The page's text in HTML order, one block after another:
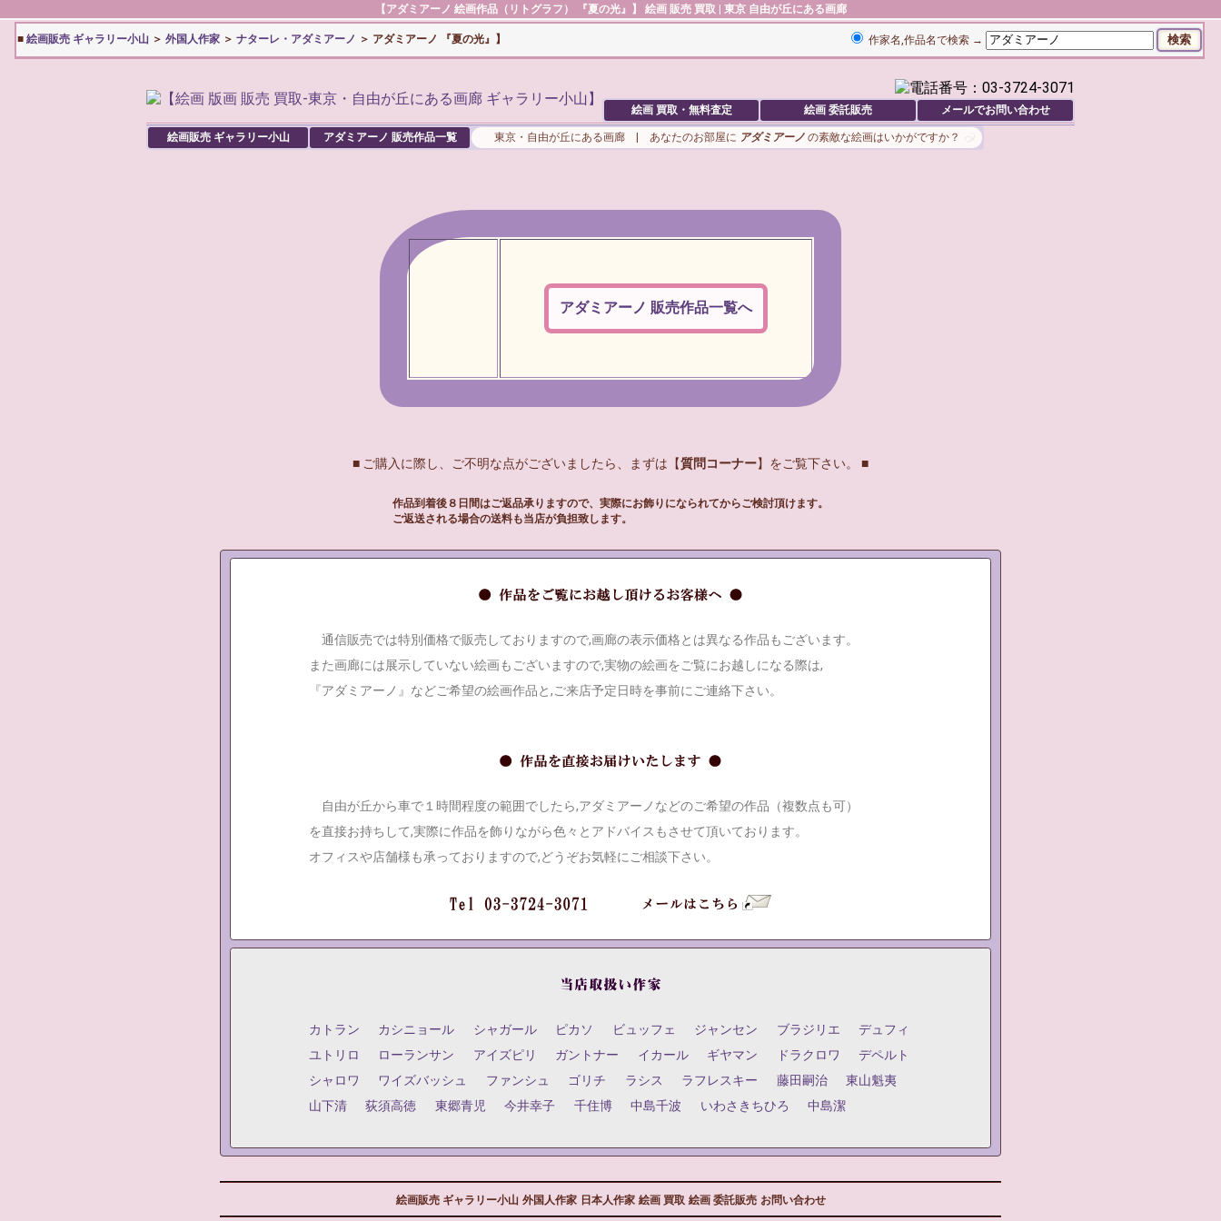
【 アダミアーノ 絵画作品（リトグラフ） 『夏の光』】 絵画 販売 買取 | 東京 自由が丘にある画廊
■ 絵画販売 ギャラリー小山 ＞ 外国人作家 ＞ ナターレ・アダミアーノ ＞ アダミアーノ 『夏の光』】 作家名,作品名で検索 →
絵画 買取・無料査定 絵画 委託販売 メールでお問い合わせ
絵画販売 ギャラリー小山 アダミアーノ 販売作品一覧 東京・自由が丘にある画廊 | あなたのお部屋に アダミアーノの素敵な絵画はいかがですか？
アダミアーノ 販売作品一覧へ
■ ご購入に際し、ご不明な点がございましたら、まずは【質問コーナー】をご覧下さい。 ■
作品到着後８日間はご返品承りますので、実際にお飾りになられてからご検討頂けます。
ご返送される場合の送料も当店が負担致します。
通信販売では特別価格で販売しておりますので,画廊の表示価格とは異なる作品もございます。
また画廊には展示していない絵画もございますので,実物の絵画をご覧にお越しになる際は,
『アダミアーノ』などご希望の絵画作品と,ご来店予定日時を事前にご連絡下さい。
自由が丘から車で１時間程度の範囲でしたら,アダミアーノなどのご希望の作品（複数点も可）
を直接お持ちして,実際に作品を飾りながら色々とアドバイスもさせて頂いております。
オフィスや店舗様も承っておりますので,どうぞお気軽にご相談下さい。
カトラン カシニョール シャガール ピカソ ビュッフェ ジャンセン ブラジリエ
デュフィ
ユトリロ
ローランサン アイズピリ ガントナー イカール ギヤマン ドラクロワ
デペルト
シャロワ
ワイズバッシュ ファンシュ ゴリチ ラシス ラフレスキー 藤田嗣治
東山魁夷
山下清
荻須高徳 東郷青児 今井幸子 千住博 中島千波 いわさきちひろ 中島潔
絵画販売 ギャラリー小山 外国人作家 日本人作家 絵画 買取 絵画 委託販売 お問い合わせ